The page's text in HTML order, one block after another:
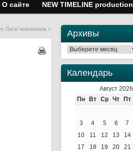
О сайте NEW TIMELINE production
Лиги чемпионов » Архивы
Архивы
Календарь
Август 2026
Пн
Вт Ср Чт Пт
3
4 5 6 7
10
11 12 13 14
17
18 19 20 21